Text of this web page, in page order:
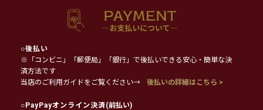
○後払い
※「コンビニ」「郵便局」「銀行」で後払いできる安心・簡単な決
済方法です
当店のご利用ガイドをご覧ください→
後払いの詳細はこちら >
○PayPayオンライン決済(前払い)